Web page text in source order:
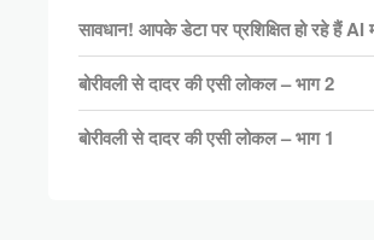
सावधान! आपके डेटा पर प्रशिक्षित हो रहे हैं AI
बोरीवली से दादर की एसी लोकल – भाग 2
बोरीवली से दादर की एसी लोकल – भाग 1